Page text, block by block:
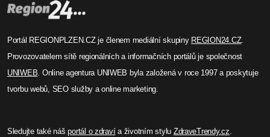
Portál REGIONPLZEN.CZ je členem mediální skupiny REGION24.CZ.
Provozovatelem sítě regionálních a informačních portálů je společnost
UNIWEB. Online agentura UNIWEB byla založená v roce 1997 a poskytuje
tvorbu webů, SEO služby a online marketing.
Sledujte také nášportál o zdravía životním stylu ZdraveTrendy.cz.